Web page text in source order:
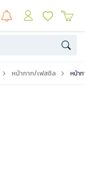
หน้ากาก/เฟสชิล หน้าก